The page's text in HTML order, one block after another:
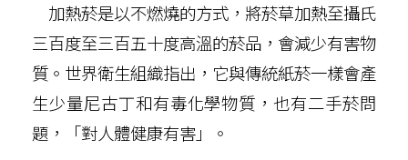
加熱菸是以不燃燒的方式，將菸草加熱至攝氏
三百度至三百五十度高溫的菸品，會減少有害物
質。世界衛生組織指出，它與傳統紙菸一樣會產
生少量尼古丁和有毒化學物質，也有二手菸問
題，「對人體健康有害」。